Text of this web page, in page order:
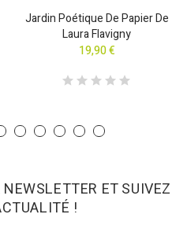
Jardin Poétique De Papier De
Laura Flavigny
19,90 €
ET SUIVEZ
!